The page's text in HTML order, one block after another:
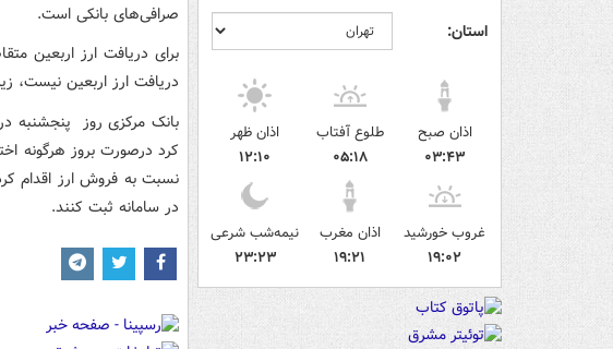
استان:
اذان صبح
۰۳:۴۳
طلوع آفتاب
۰۵:۱۸
اذان ظهر
۱۲:۱۰
غروب خورشید
۱۹:۰۲
اذان مغرب
۱۹:۲۱
نیمه‌شب شرعی
۲۳:۲۳
صرافی‌های بانکی است.
برای دریافت ارز اربعین
دریافت ارز اربعین نیست،
بانک مرکزی روز پنجشنبه
کرد درصورت بروز هرگونه
نسبت به فروش ارز اقدام
در سامانه ثبت کنند.